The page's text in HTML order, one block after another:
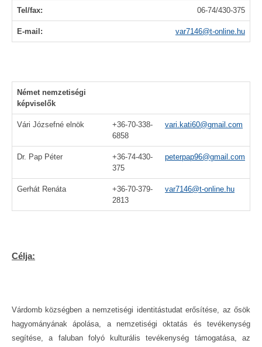
Tel/fax: 06-74/430-375
E-mail: var7146@t-online.hu
Német nemzetiségi
képviselők
Vári Józsefné elnök
+36-70-338-
6858
vari.kati60@gmail.com
Dr. Pap Péter
+36-74-430-
375
peterpap96@gmail.com
Gerhát Renáta
+36-70-379-
2813
var7146@t-online.hu
Célja:
Várdomb községben a nemzetiségi identitástudat erősítése, az ősök
hagyományának ápolása, a nemzetiségi oktatás és tevékenység
segítése, a faluban folyó kulturális tevékenység támogatása, az